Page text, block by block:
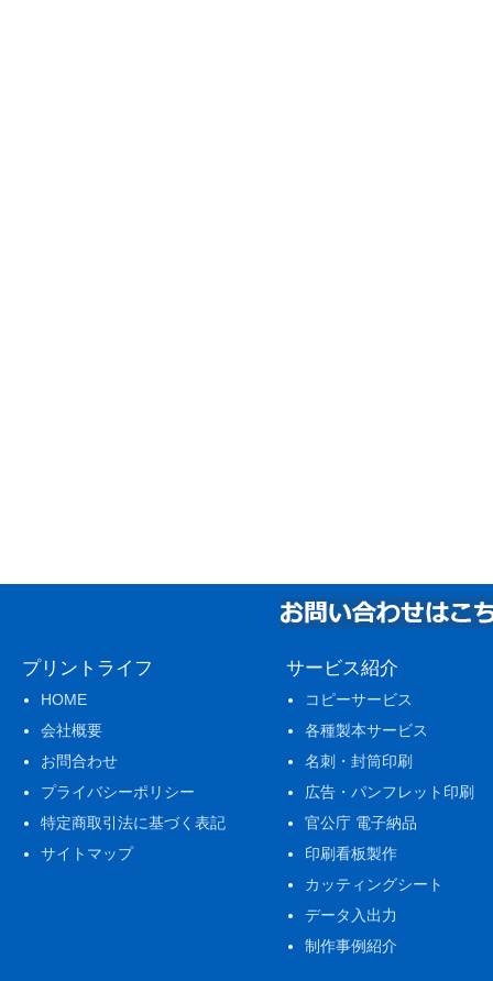
プリントライフ
HOME
会社概要
お問合わせ
プライバシーポリシー
特定商取引法に基づく表記
サイトマップ
サービス紹介
コピーサービス
各種製本サービス
名刺・封筒印刷
広告・パンフレット印刷
官公庁 電子納品
印刷看板製作
カッティングシート
データ入出力
制作事例紹介